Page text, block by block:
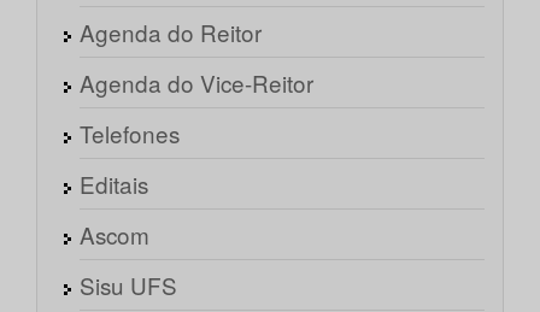
Agenda do Reitor
Agenda do Vice-Reitor
Telefones
Editais
Ascom
Sisu UFS